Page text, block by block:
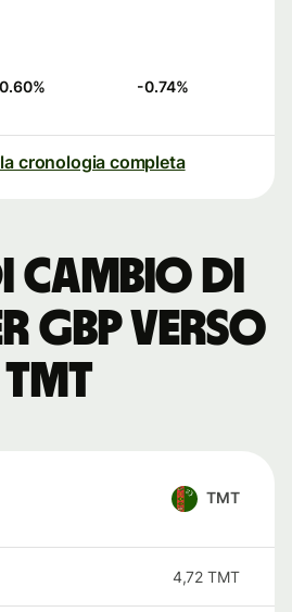
0.60% -0.74%
cronologia completa
cambio di
GBP verso
TMT
TMT
4,72 TMT